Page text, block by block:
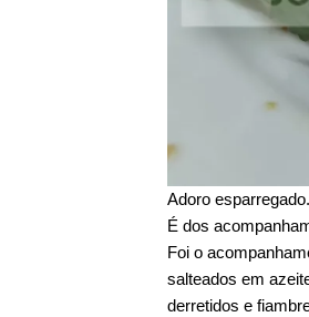
Adoro esparregado.
É dos
Foi o
salteados em
derretidos e